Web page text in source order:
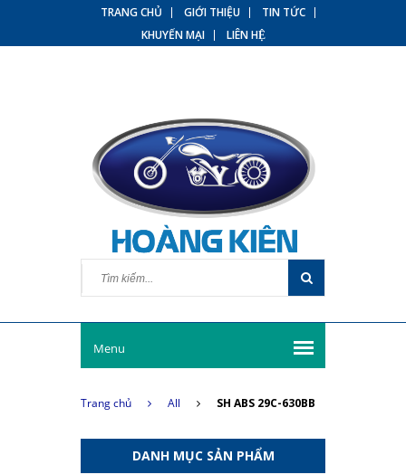
TRANG CHỦ GIỚI THIỆU
TIN TỨC
KHUYẾN MẠI
LIÊN HỆ
Menu
Trang chủ All SH ABS 29C-630BB
DANH MỤC SẢN PHẨM